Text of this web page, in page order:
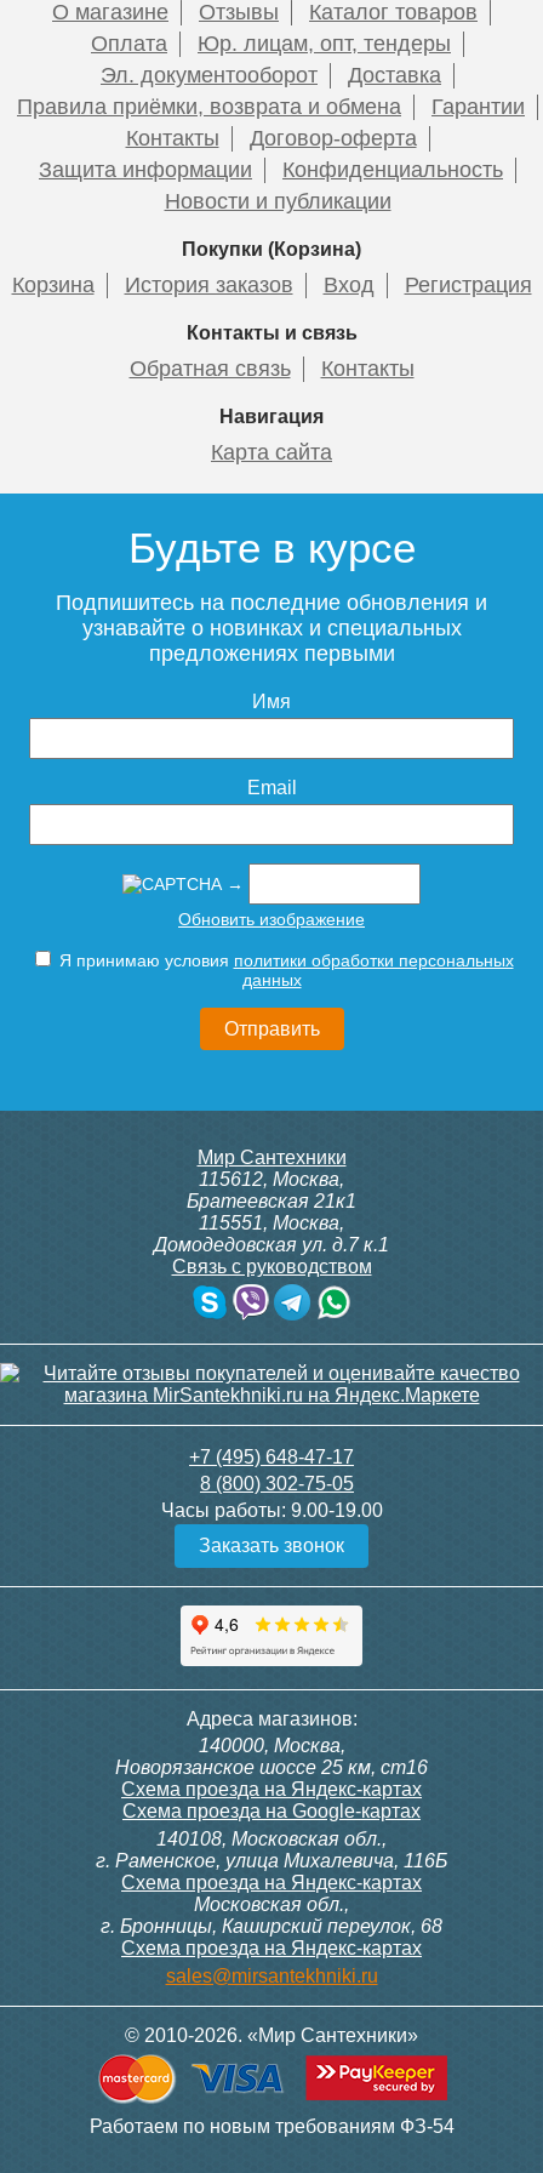
436
Подробнее
Угольник STOUT 90° на 25
991
Подробнее
Тройник переходной
STOUT 20х16х20
Подробнее
равнопроходная 20
355
равнопроходная 25
полиэтилена STOUT 20х2,8
с кислородным слоем,
серая
262
Подробнее
Труба из сшитого
полиэтилена STOUT 25х3,5
серая
Подробнее
Труба канализационная
Ф50-0,25м (Millennium)
Подробнее
О магазине Отзывы
Каталог товаров
Оплата
Юр. лицам, опт, тендеры
Эл. документооборот
Доставка
Правила приёмки, возврата и обмена
Гарантии
Контакты
Договор-оферта
Защита информации
Конфиденциальность
Новости и публикации
Покупки (Корзина)
Корзина История заказов Вход Регистрация
Контакты и связь
Обратная связь Контакты
Навигация
Карта сайта
Будьте в курсе
Подпишитесь на последние обновления и
узнавайте о новинках и специальных
предложениях первыми
Имя
Email
→
Обновить изображение
Я принимаю условия политики обработки персональных
данных
Мир Сантехники
115612, Москва,
Братеевская 21к1
115551, Москва,
Домодедовская ул. д.7 к.1
Связь с руководством
+7 (495) 648-47-17
8 (800) 302-75-05
Часы работы: 9.00-19.00
Заказать звонок
Адреса магазинов:
140000, Москва,
Новорязанское шоссе 25 км, ст16
Схема проезда на Яндекс-картах
Схема проезда на Google-картах
140108, Московская обл.,
г. Раменское, улица Михалевича, 116Б
Схема проезда на Яндекс-картах
Московская обл.,
г. Бронницы, Каширский переулок, 68
Схема проезда на Яндекс-картах
sales@mirsantekhniki.ru
© 2010-2026. «Мир Сантехники»
Работаем по новым требованиям ФЗ-54